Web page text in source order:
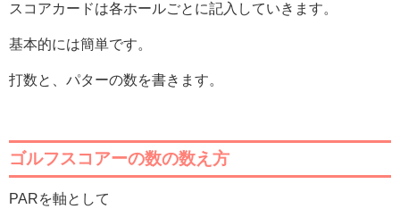
スコアカードは各ホールごとに記入していきます。
基本的には簡単です。
打数と、パターの数を書きます。
ゴルフスコアーの数の数え方
PARを軸として